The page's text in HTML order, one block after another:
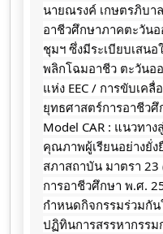
นายณรงค์ เกษตรภิบา
อาชีวศึกษาภาคตะวันอ
ชุมฯ ซึ่งมีระเบียบเสน
พลิกโฉมอาชีว ตะวันอ
แห่ง EEC / การขับเค
ยุทธศาสตร์การอาชีว
Model CAR : แนวทา
คุณภาพผู้เรียนอย่างยั่ง
สภาสถาบัน มาตรา
การอาชีวศึกษา พ.ศ.
กำหนดกิจกรรมร่วมกั
ปฏิทินการสรรหากรร